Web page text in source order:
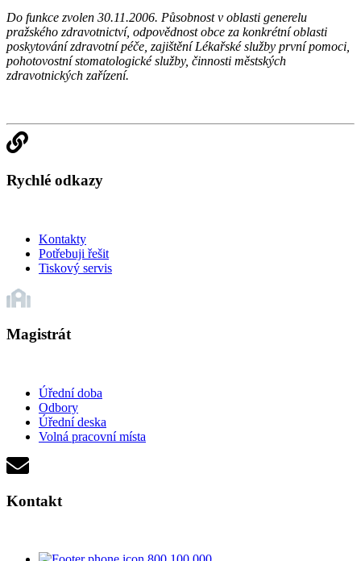
Do funkce zvolen 30.11.2006. Působnost v oblasti generelu
pražského zdravotnictví, odpovědnost obce za konkrétní oblasti
poskytování zdravotní péče, zajištění Lékařské služby první pomoci,
pohotovostní stomatologické služby, činnosti městských
zdravotnických zařízení.
Rychlé odkazy
Kontakty
Potřebuji řešit
Tiskový servis
Magistrát
Úřední doba
Odbory
Úřední deska
Volná pracovní místa
Kontakt